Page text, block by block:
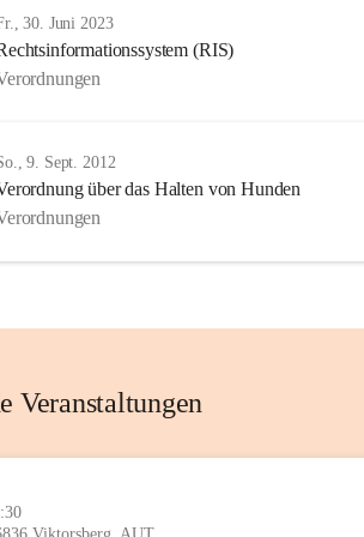
30. Juni 2023
(RIS)
9. Sept. 2012
über das Halten von Hunden
Veranstaltungen